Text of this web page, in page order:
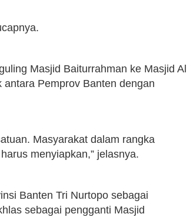
Masjid Baiturrahman ke Masjid Al
Pemprov Banten dengan
Masyarakat dalam rangka
menyiapkan,” jelasnya.
Banten Tri Nurtopo sebagai
sebagai pengganti Masjid